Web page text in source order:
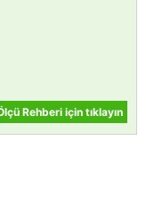
Rehberi için tıklayın